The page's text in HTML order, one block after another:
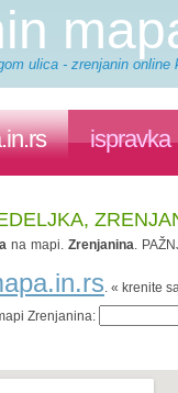
ulica - zrenjanin online
ispravka
na mapi. Zrenjanina.
. « krenite
Zrenjanina: